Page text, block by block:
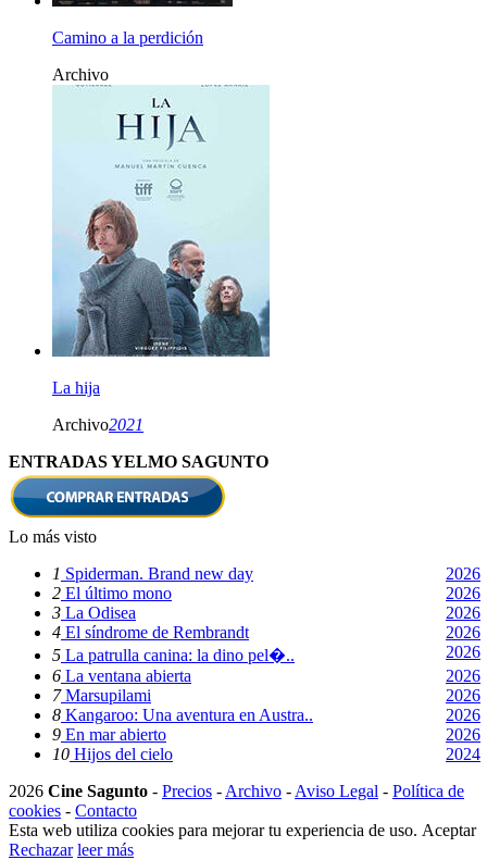
Camino a la perdición
Archivo
La hija
Archivo2021
ENTRADAS YELMO SAGUNTO
Lo más visto
1 Spiderman. Brand new day
2026
2 El último mono
2026
3 La Odisea
2026
4 El síndrome de Rembrandt
2026
5 La patrulla canina: la dino pel�..
2026
6 La ventana abierta
2026
7Marsupilami
2026
8 Kangaroo: Una aventura en Austra..
2026
9 En mar abierto
2026
10 Hijos del cielo
2024
2026 Cine Sagunto - Precios - Archivo - Aviso Legal - Política de
cookies - Contacto
Esta web utiliza cookies para mejorar tu experiencia de uso. Aceptar
Rechazar leer más